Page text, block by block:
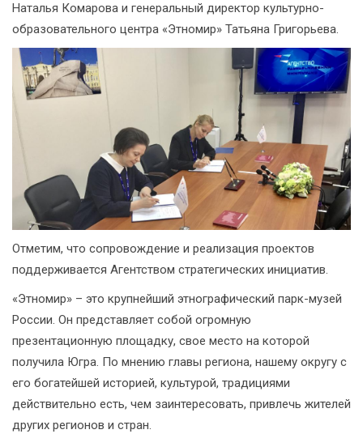
Наталья Комарова и генеральный директор культурно-
образовательного центра «Этномир» Татьяна Григорьева.
Отметим, что сопровождение и реализация проектов
поддерживается Агентством стратегических инициатив.
«Этномир» – это крупнейший этнографический парк-музей
России. Он представляет собой огромную
презентационную площадку, свое место на которой
получила Югра. По мнению главы региона, нашему округу с
его богатейшей историей, культурой, традициями
действительно есть, чем заинтересовать, привлечь жителей
других регионов и стран.